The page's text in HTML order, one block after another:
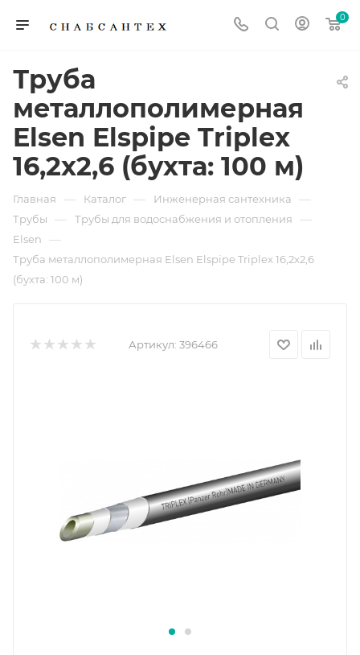
0
Труба
металлополимерная
Elsen Elspipe Triplex
16,2x2,6 (бухта: 100 м)
Главная — Каталог — Инженерная сантехника —
Трубы — Трубы для водоснабжения и отопления —
Elsen —
Труба металлополимерная Elsen Elspipe Triplex 16,2x2,6
(бухта: 100 м)
Артикул: 396466